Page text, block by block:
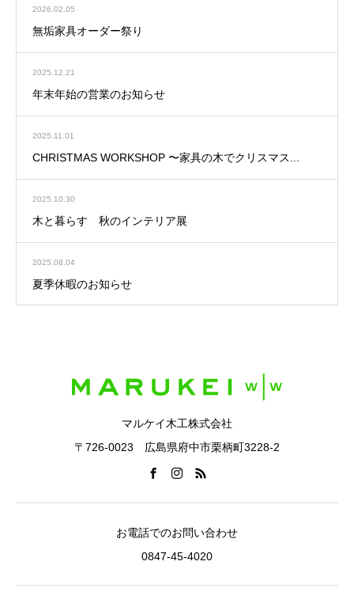
2026.02.05
無垢家具オーダー祭り
2025.12.21
年末年始の営業のお知らせ
2025.11.01
CHRISTMAS WORKSHOP 〜家具の木でクリスマス...
2025.10.30
木と暮らす 秋のインテリア展
2025.08.04
夏季休暇のお知らせ
マルケイ木工株式会社
〒726-0023 広島県府中市栗柄町3228-2
お電話でのお問い合わせ
0847-45-4020